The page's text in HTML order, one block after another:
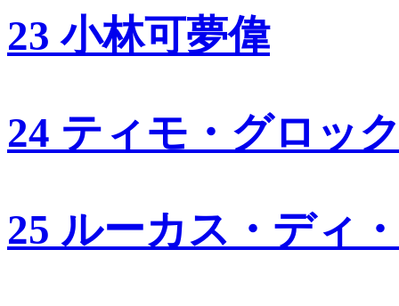
23 小林可夢偉
24 ティモ・グロッ
25 ルーカス・ディ